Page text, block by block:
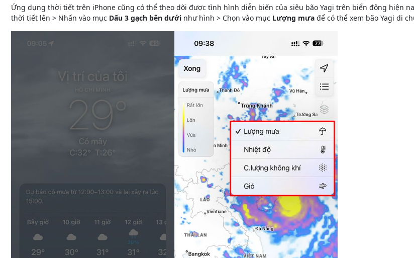
Ứng dụng thời tiết trên iPhone cũng có thể theo dõi được tình hình diễn biến của siêu bão Yagi trên biển đông hiện
thời tiết lên > Nhấn vào mục Dấu 3 gạch bên dưới như hình > Chọn vào mục Lượng mưa để có thể xem bão Yagi di